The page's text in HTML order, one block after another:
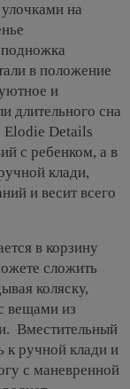
на
подножка
в положение
и
длительного сна
Elodie Details
с ребенком, а в
клади,
и весит всего
в корзину
сложить
коляску,
вещами из
Вместительный
к ручной клади и
с маневренной